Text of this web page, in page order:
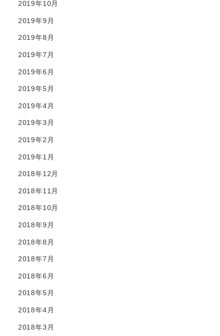
2019年10月
2019年9月
2019年8月
2019年7月
2019年6月
2019年5月
2019年4月
2019年3月
2019年2月
2019年1月
2018年12月
2018年11月
2018年10月
2018年9月
2018年8月
2018年7月
2018年6月
2018年5月
2018年4月
2018年3月